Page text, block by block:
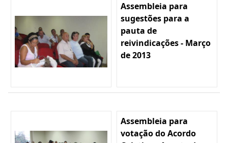
Assembleia para
sugestões para a
pauta de
reivindicações - Março
de 2013
Assembleia para
votação do Acordo